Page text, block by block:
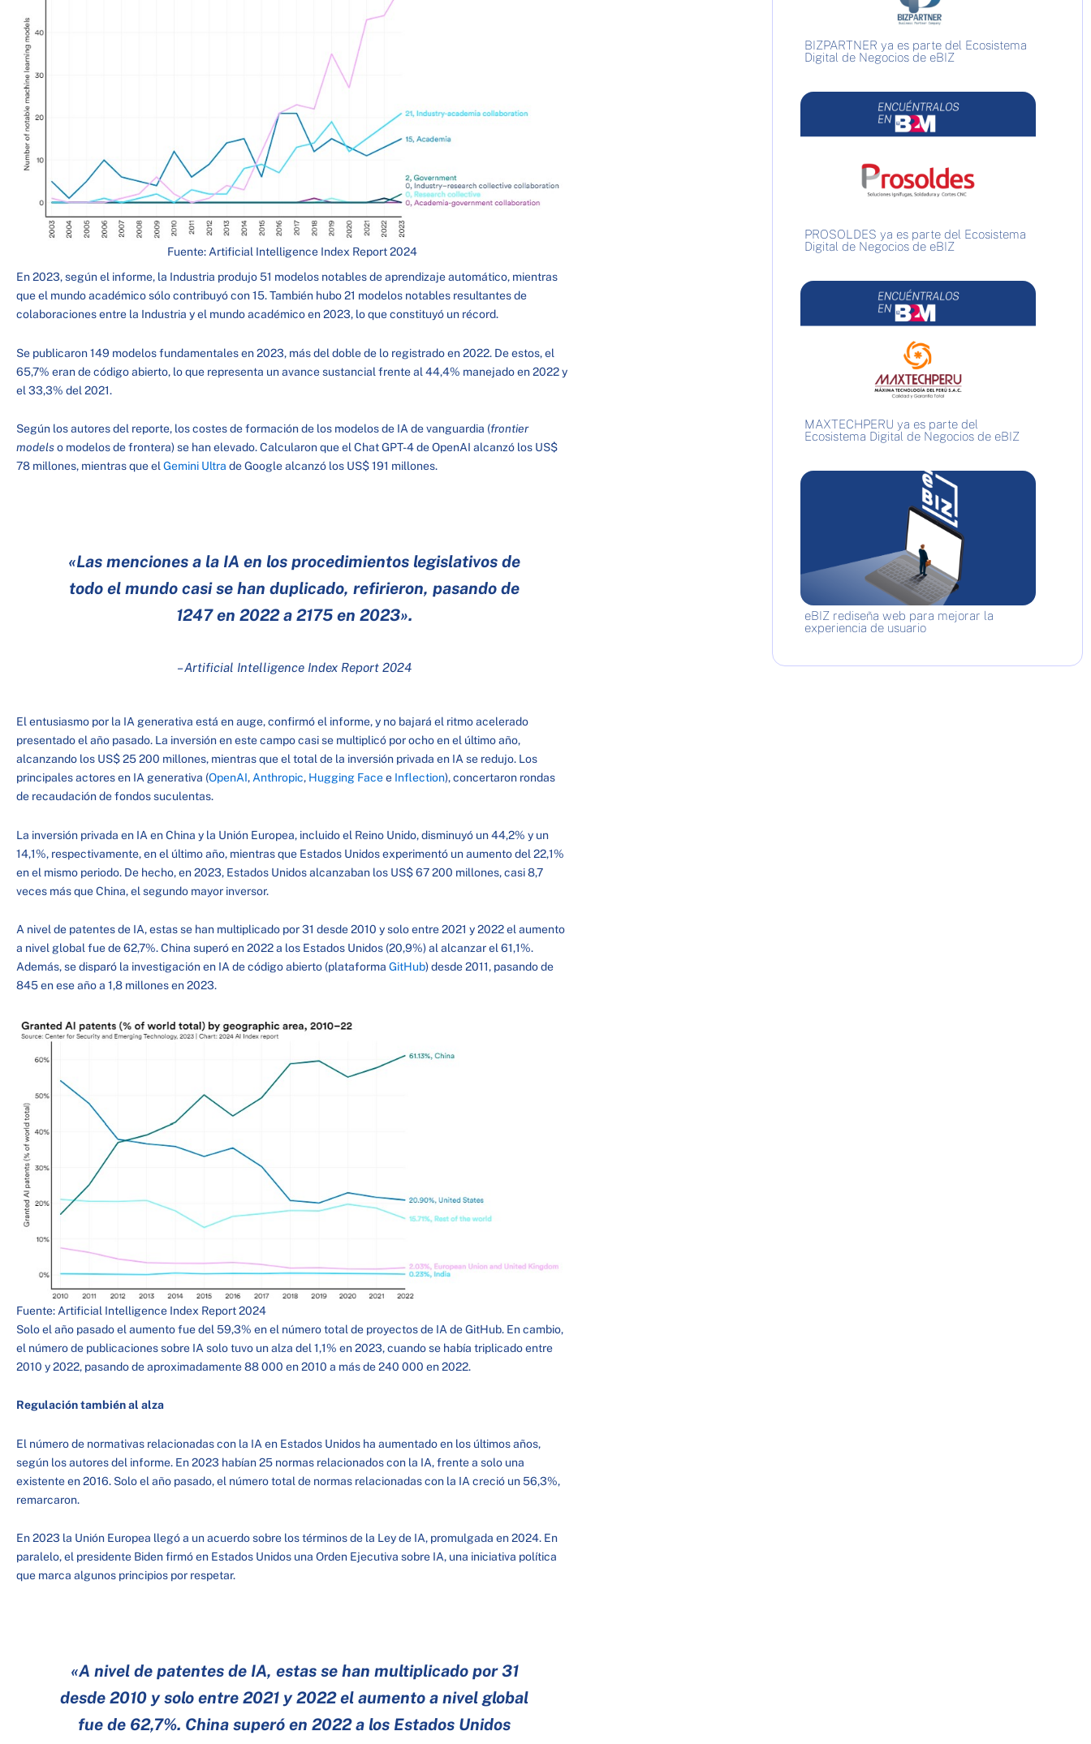
Fuente: Artificial Intelligence Index Report 2024
En 2023, según el informe, la Industria produjo 51 modelos notables de aprendizaje automático, mientras
que el mundo académico sólo contribuyó con 15. También hubo 21 modelos notables resultantes de
colaboraciones entre la Industria y el mundo académico en 2023, lo que constituyó un récord.
Se publicaron 149 modelos fundamentales en 2023, más del doble de lo registrado en 2022. De estos, el
65,7% eran de código abierto, lo que representa un avance sustancial frente al 44,4% manejado en 2022 y
el 33,3% del 2021.
Según los autores del reporte, los costes de formación de los modelos de IA de vanguardia (frontier
modelso modelos de frontera) se han elevado. Calcularon que el Chat GPT-4 de OpenAI alcanzó los US$
78 millones, mientras que elGemini Ultra de Google alcanzó los US$ 191 millones.
«Las menciones a la IA en los procedimientos legislativos de
todo el mundo casi se han duplicado, refirieron, pasando de
1247 en 2022 a 2175 en 2023».
– Artificial Intelligence Index Report 2024
El entusiasmo por la IA generativa está en auge, confirmó el informe, y no bajará el ritmo acelerado
presentado el año pasado. La inversión en este campo casi se multiplicó por ocho en el último año,
alcanzando los US$ 25 200 millones, mientras que el total de la inversión privada en IA se redujo. Los
principales actores en IA generativa (OpenAI, Anthropic, Hugging Facee Inflection), concertaron rondas
de recaudación de fondos suculentas.
La inversión privada en IA en China y la Unión Europea, incluido el Reino Unido, disminuyó un 44,2% y un
14,1%, respectivamente, en el último año, mientras que Estados Unidos experimentó un aumento del 22,1%
en el mismo periodo. De hecho, en 2023, Estados Unidos alcanzaban los US$ 67 200 millones, casi 8,7
veces más que China, el segundo mayor inversor.
A nivel de patentes de IA, estas se han multiplicado por 31 desde 2010 y solo entre 2021 y 2022 el aumento
a nivel global fue de 62,7%. China superó en 2022 a los Estados Unidos (20,9%) al alcanzar el 61,1%.
Además, se disparó la investigación en IA de código abierto (plataforma GitHub) desde 2011, pasando de
845 en ese año a 1,8 millones en 2023.
Fuente: Artificial Intelligence Index Report 2024
Solo el año pasado el aumento fue del 59,3% en el número total de proyectos de IA de GitHub. En cambio,
el número de publicaciones sobre IA solo tuvo un alza del 1,1% en 2023, cuando se había triplicado entre
2010 y 2022, pasando de aproximadamente 88 000 en 2010 a más de 240 000 en 2022.
Regulación también al alza
El número de normativas relacionadas con la IA en Estados Unidos ha aumentado en los últimos años,
según los autores del informe. En 2023 habían 25 normas relacionados con la IA, frente a solo una
existente en 2016. Solo el año pasado, el número total de normas relacionadas con la IA creció un 56,3%,
remarcaron.
En 2023 la Unión Europea llegó a un acuerdo sobre los términos de la Ley de IA, promulgada en 2024. En
paralelo, el presidente Biden firmó en Estados Unidos una Orden Ejecutiva sobre IA, una iniciativa política
que marca algunos principios por respetar.
«A nivel de patentes de IA, estas se han multiplicado por 31
desde 2010 y solo entre 2021 y 2022 el aumento a nivel global
fue de 62,7%. China superó en 2022 a los Estados Unidos
BIZPARTNER ya es parte del Ecosistema
Digital de Negocios de eBIZ
PROSOLDES ya es parte del Ecosistema
Digital de Negocios de eBIZ
MAXTECHPERU ya es parte del
Ecosistema Digital de Negocios de eBIZ
eBIZ rediseña web para mejorar la
experiencia de usuario